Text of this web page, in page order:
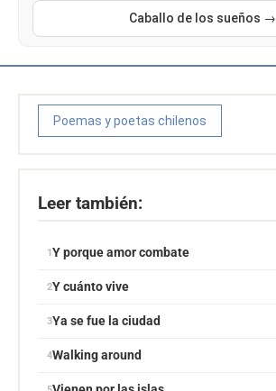
Caballo de los sueños →
Poemas y poetas chilenos
Leer también:
Y porque amor combate
Y cuánto vive
Ya se fue la ciudad
Walking around